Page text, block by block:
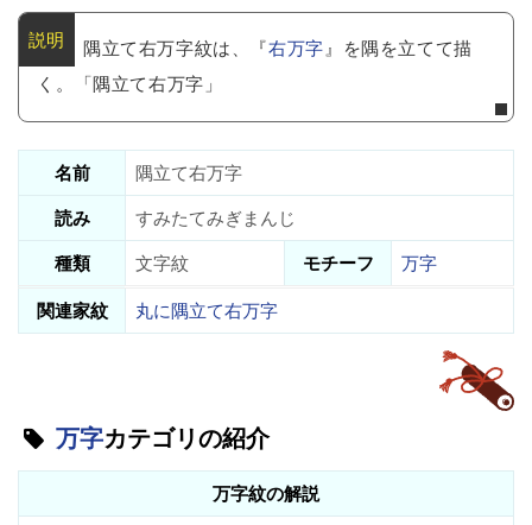
隅立て右万字紋は、『右万字』を隅を立てて描
く。「隅立て右万字」
名前
隅立て右万字
読み
すみたてみぎまんじ
種類
文字紋 モチーフ
万字
関連家紋
丸に隅立て右万字
万字カテゴリの紹介
万字紋の解説